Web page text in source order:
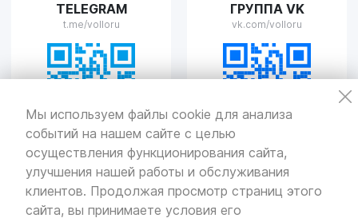
Мы используем файлы cookie для анализа
событий на нашем сайте с целью
осуществления функционирования сайта,
улучшения нашей работы и обслуживания
клиентов. Продолжая просмотр страниц этого
сайта, вы принимаете условия его
г. Рязань, улица Островского, д.109/2
Пн-Пт с 9:00 до 20:00, Сб-Вс выходной
VOLLO Тверь
г. Тверь, проспект Николая Корыткова, 17А
Пн-Пт с 9:00 до 19:00 Сб-Вс с 10:00 до 19:00
TELEGRAM
t.me/volloru
ГРУППА VK
vk.com/volloru
Политикаконфиденциальности
Разработкаи продвижение — «SeoOlimp»